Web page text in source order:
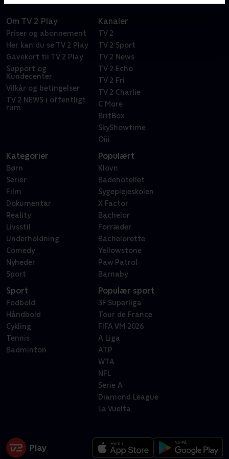
Om TV 2 Play
Priser og abonnement
Her kan du se TV 2 Play
Gavekort til TV 2 Play
Support og
Kundecenter
Vilkår og betingelser
TV 2 NEWS i offentligt
rum
Kanaler
TV 2
TV 2 Sport
TV 2 News
TV 2 Echo
TV 2 Fri
TV 2 Charlie
C More
BritBox
SkyShowtime
Oiii
Kategorier
Børn
Serier
Film
Dokumentar
Reality
Livsstil
Underholdning
Comedy
Nyheder
Sport
Populært
Klovn
Badehotellet
Sygeplejeskolen
X Factor
Bachelor
Forræder
Bachelorette
Yellowstone
Paw Patrol
Barnaby
Sport
Fodbold
Håndbold
Cykling
Tennis
Badminton
Populær sport
3F Superliga
Tour de France
FIFA VM 2026
A Liga
ATP
WTA
NFL
Serie A
Diamond League
La Vuelta